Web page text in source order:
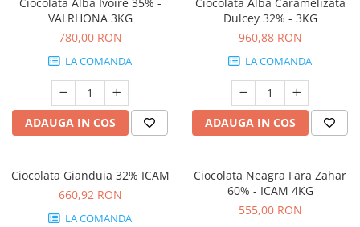
VALRHONA 3KG
780,00 RON
LA COMANDA
ADAUGA IN COS
Dulcey 32% - 3KG
960,88 RON
LA COMANDA
ADAUGA IN COS
Ciocolata Gianduia 32% ICAM
660,92 RON
LA COMANDA
Ciocolata Neagra Fara Zahar
60% - ICAM 4KG
555,00 RON